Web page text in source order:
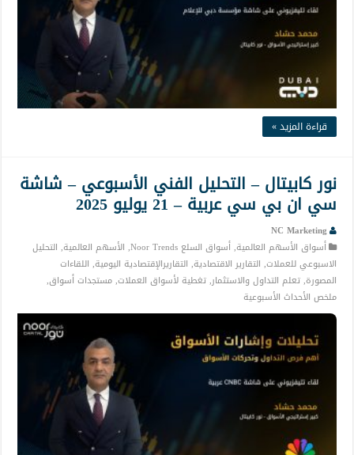
قراءة المزيد »
نور كابيتال – التحليل الفني الأسبوعي – شاشة
سي ان بي سي عربية – 21 يوليو 2025
NC Marketing
أسواق الأسهم العالمية,أسواق السلع Noor Trends , الأسهم العالمية, التحليل
الاسبوعي للعملات, التقارير الاقتصادية, التقاريرالإقتصادية اليومية, اللقاءات
المصورة,تعلم التداول والاستثمار,تغطية لأسواق العملات,مستجدات أسواق,
ملخص الأحداث الأسبوعية